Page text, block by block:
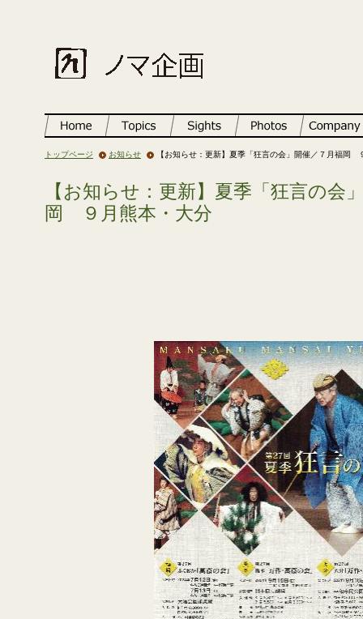
トップページ お知らせ 【お知らせ：更新】夏季「狂言の会」開催／７月福岡
【お知らせ：更新】夏季「狂言の会
岡 ９月熊本・大分